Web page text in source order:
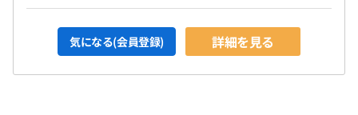
気になる(会員登録) 詳細を見る